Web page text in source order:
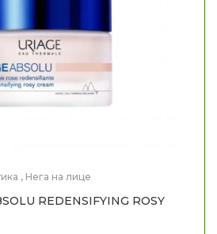
, Нега на лице
REDENSIFYING ROSY